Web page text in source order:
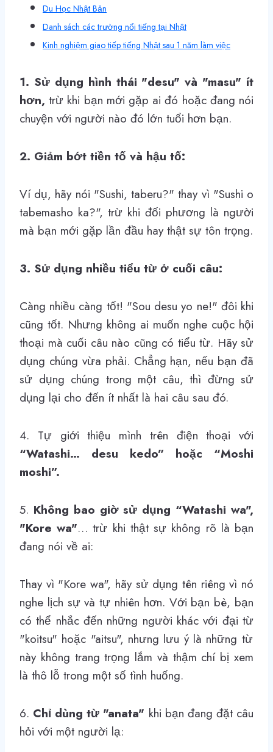
Du Học Nhật Bản
Danh sách các trường nổi tiếng tại Nhật
Kinh nghiệm giao tiếp tiếng Nhật sau 1 năm làm việc
1. Sử dụng hình thái "desu" và "masu" ít
hơn, trừ khi bạn mới gặp ai đó hoặc đang nói
chuyện với người nào đó lớn tuổi hơn bạn.
2. Giảm bớt tiền tố và hậu tố:
Ví dụ, hãy nói "Sushi, taberu?" thay vì "Sushi o
tabemasho ka?", trừ khi đối phương là người
mà bạn mới gặp lần đầu hay thật sự tôn trọng.
3. Sử dụng nhiều tiểu từ ở cuối câu:
Càng nhiều càng tốt! "Sou desu yo ne!" đôi khi
cũng tốt. Nhưng không ai muốn nghe cuộc hội
thoại mà cuối câu nào cũng có tiểu từ. Hãy sử
dụng chúng vừa phải. Chẳng hạn, nếu bạn đã
sử dụng chúng trong một câu, thì đừng sử
dụng lại cho đến ít nhất là hai câu sau đó.
4. Tự giới thiệu mình trên điện thoại với
“Watashi… desu kedo” hoặc “Moshi
moshi”.
5. Không bao giờ sử dụng “Watashi wa",
"Kore wa"… trừ khi thật sự không rõ là bạn
đang nói về ai:
Thay vì "Kore wa", hãy sử dụng tên riêng vì nó
nghe lịch sự và tự nhiên hơn. Với bạn bè, bạn
có thể nhắc đến những người khác với đại từ
"koitsu" hoặc "aitsu", nhưng lưu ý là những từ
này không trang trọng lắm và thậm chí bị xem
là thô lỗ trong một số tình huống.
6. Chỉ dùng từ "anata" khi bạn đang đặt câu
hỏi với một người lạ: